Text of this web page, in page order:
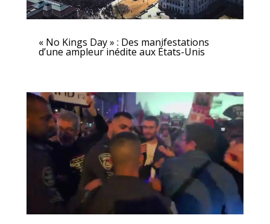
« No Kings Day » : Des manifestations
d’une ampleur inédite aux États-Unis